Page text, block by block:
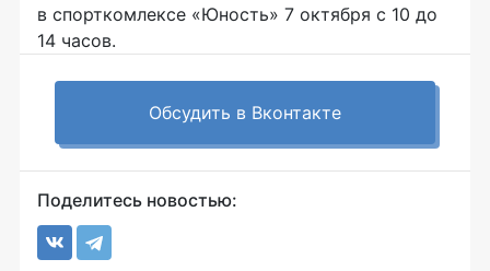
в спорткомлексе «Юность» 7 октября с 10 до
14 часов.
Обсудить в Вконтакте
Поделитесь новостью: